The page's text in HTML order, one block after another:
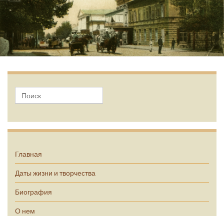
Главная
Даты жизни и творчества
Биография
О нем